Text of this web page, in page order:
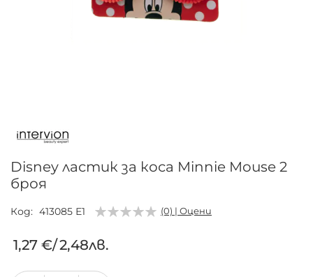
на
със
снимки
Disney ластик за коса Minnie Mouse 2
броя
Код 413085 Е1 (0) | Оцени
1,27 €/2,48лв.